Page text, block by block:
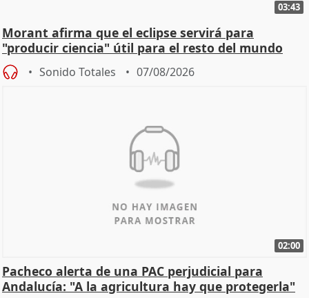
03:43
Morant afirma que el eclipse servirá para
"producir ciencia" útil para el resto del mundo
Sonido Totales 07/08/2026
02:00
Pacheco alerta de una PAC perjudicial para
Andalucía: "A la agricultura hay que protegerla"